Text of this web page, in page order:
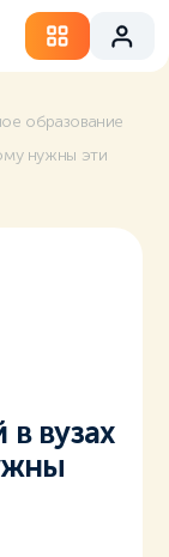
образование
нужны эти
вузах